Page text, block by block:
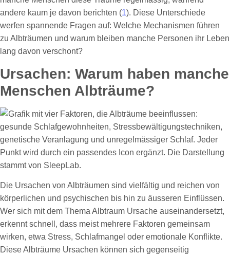
andere kaum je davon berichten (1). Diese Unterschiede
werfen spannende Fragen auf: Welche Mechanismen führen
zu Albträumen und warum bleiben manche Personen ihr Leben
lang davon verschont?
Ursachen: Warum haben manche
Menschen Albträume?
Die Ursachen von Albträumen sind vielfältig und reichen von
körperlichen und psychischen bis hin zu äusseren Einflüssen.
Wer sich mit dem Thema Albtraum Ursache auseinandersetzt,
erkennt schnell, dass meist mehrere Faktoren gemeinsam
wirken, etwa Stress, Schlafmangel oder emotionale Konflikte.
Diese Albträume Ursachen können sich gegenseitig